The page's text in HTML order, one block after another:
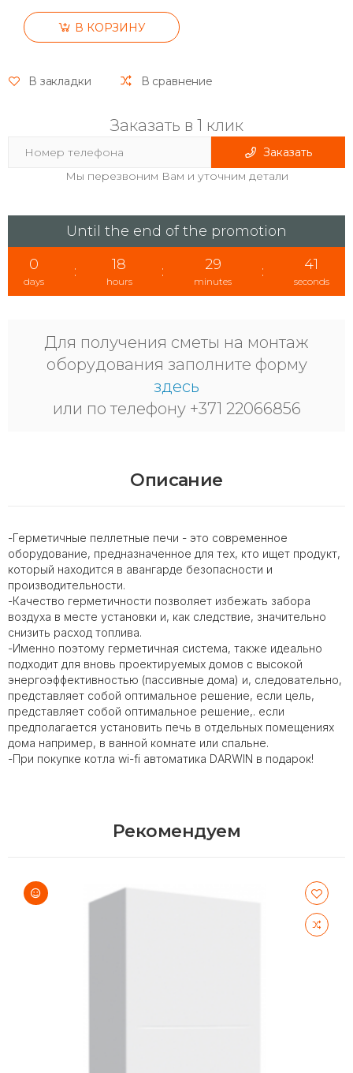
В КОРЗИНУ
В закладки В сравнение
Заказать в 1 клик
Заказать
Мы перезвоним Вам и уточним детали
Until the end of the promotion
0
days
: 18
hours
: 29
minutes
: 41
seconds
Для получения сметы на монтаж
оборудования заполните форму
здесь
или по телефону +371 22066856
Описание
-Герметичные пеллетные печи - это современное
оборудование, предназначенное для тех, кто ищет продукт,
который находится в авангарде безопасности и
производительности.
-Качество герметичности позволяет избежать забора
воздуха в месте установки и, как следствие, значительно
снизить расход топлива.
-Именно поэтому герметичная система, также идеально
подходит для вновь проектируемых домов с высокой
энергоэффективностью (пассивные дома) и, следовательно,
представляет собой оптимальное решение, если цель,
представляет собой оптимальное решение,. если
предполагается установить печь в отдельных помещениях
дома например, в ванной комнате или спальне.
-При покупке котла wi-fi автоматика DARWIN в подарок!
Рекомендуем